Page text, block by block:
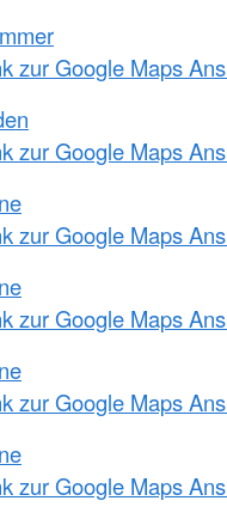
zur Google Maps
zur Google Maps
zur Google Maps
zur Google Maps
zur Google Maps
zur Google Maps